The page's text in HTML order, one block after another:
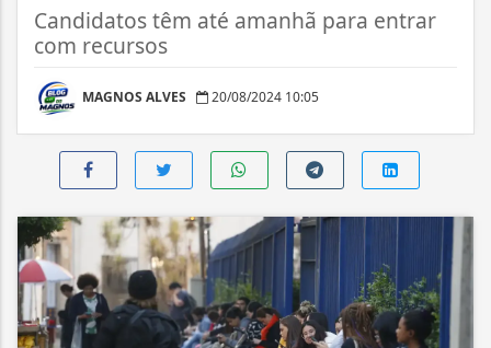
Candidatos têm até amanhã para entrar
com recursos
MAGNOS ALVES 20/08/2024 10:05